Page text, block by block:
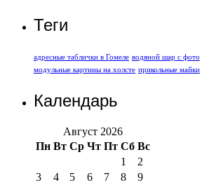
Теги
адресные таблички в Гомеле водяной шар с фото
модульные картины на холсте прикольные майки
Календарь
Август 2026
Пн Вт Ср Чт Пт Сб Вс
1
2
3
4 5 6 7 8
9